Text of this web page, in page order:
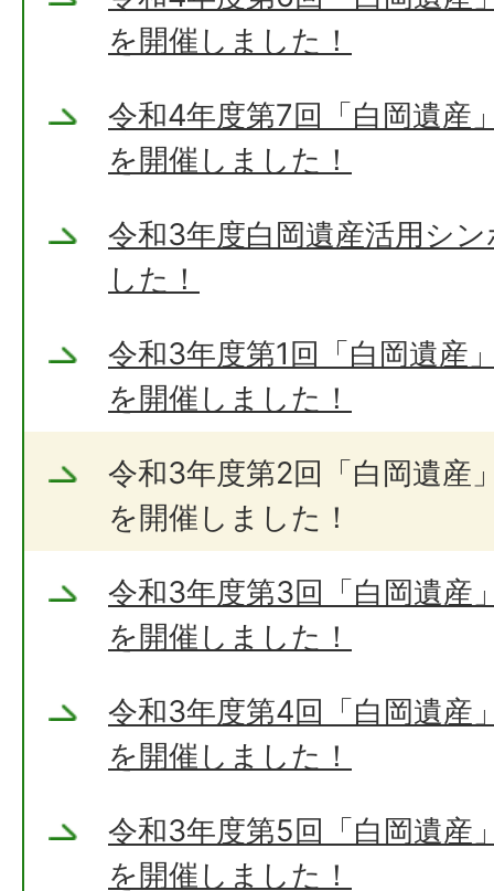
を開催しました！
令和4年度第7回「白岡遺産
を開催しました！
令和3年度白岡遺産活用シ
した！
令和3年度第1回「白岡遺産
を開催しました！
令和3年度第2回「白岡遺産
を開催しました！
令和3年度第3回「白岡遺産
を開催しました！
令和3年度第4回「白岡遺産
を開催しました！
令和3年度第5回「白岡遺産
を開催しました！